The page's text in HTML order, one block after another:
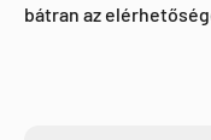
bátran az